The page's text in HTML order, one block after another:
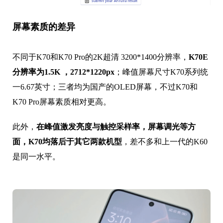
屏幕素质的差异
不同于K70和K70 Pro的2K超清 3200*1400分辨率， K70E
分辨率为1.5K ，2712*1220px ；峰值屏幕尺寸K70系列统
一6.67英寸；三者均为国产的OLED屏幕，不过K70和
K70 Pro屏幕素质相对更高。
此外， 在峰值激发亮度与触控采样率，屏幕调光等方
面，K70均落后于其它两款机型 ，差不多和上一代的K60
是同一水平。